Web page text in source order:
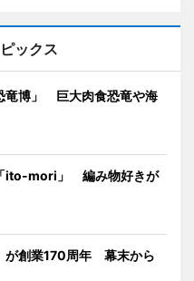
ックス
竜博」 巨大肉食恐竜や海
ito-mori」 編み物好きが
が創業170周年 幕末から